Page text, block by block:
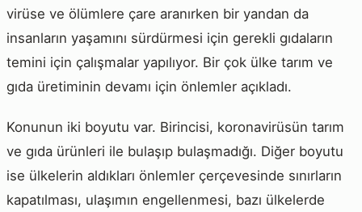
virüse ve ölümlere çare aranırken bir yandan da
insanların yaşamını sürdürmesi için gerekli gıdaların
temini için çalışmalar yapılıyor. Bir çok ülke tarım ve
gıda üretiminin devamı için önlemler açıkladı.
Konunun iki boyutu var. Birincisi, koronavirüsün tarım
ve gıda ürünleri ile bulaşıp bulaşmadığı. Diğer boyutu
ise ülkelerin aldıkları önlemler çerçevesinde sınırların
kapatılması, ulaşımın engellenmesi, bazı ülkelerde